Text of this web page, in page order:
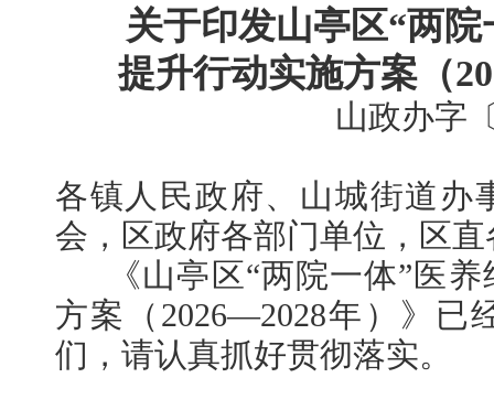
关于印发山亭区“两
提升行动实施方案（
山政办字
各镇人民政府、山城街道办
会，区政府各部门单位，区
《山亭区“两院一体”医
方案（2026—2028年）》已
们，请认真抓好贯彻落实。